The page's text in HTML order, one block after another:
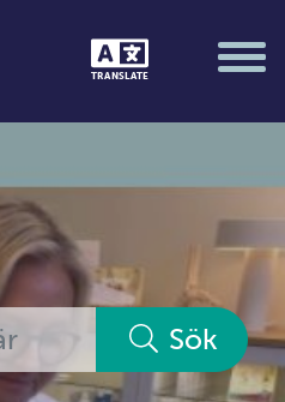
TRANSLATE
Utbildning, IT & verksamhetsutveckling
Sök